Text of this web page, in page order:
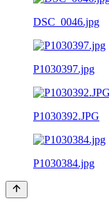
DSC_0046.jpg
P1030397.jpg
P1030392.JPG
P1030384.jpg